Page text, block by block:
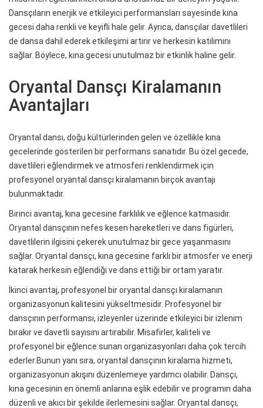
Dansçıların enerjik ve etkileyici performansları sayesinde kına
gecesi daha renkli ve keyifli hale gelir. Ayrıca, dansçılar davetlileri
de dansa dahil ederek etkileşimi artırır ve herkesin katılımını
sağlar. Böylece, kına gecesi unutulmaz bir etkinlik haline gelir.
Oryantal Dansçı Kiralamanın
Avantajları
Oryantal dansı, doğu kültürlerinden gelen ve özellikle kına
gecelerinde gösterilen bir performans sanatıdır. Bu özel gecede,
davetlileri eğlendirmek ve atmosferi renklendirmek için
profesyonel oryantal dansçı kiralamanın birçok avantajı
bulunmaktadır.
Birinci avantaj, kına gecesine farklılık ve eğlence katmasıdır.
Oryantal dansçının nefes kesen hareketleri ve dans figürleri,
davetlilerin ilgisini çekerek unutulmaz bir gece yaşanmasını
sağlar. Oryantal dansçı, kına gecesine farklı bir atmosfer ve enerji
katarak herkesin eğlendiği ve dans ettiği bir ortam yaratır.
İkinci avantaj, profesyonel bir oryantal dansçı kiralamanın
organizasyonun kalitesini yükseltmesidir. Profesyonel bir
dansçının performansı, izleyenler üzerinde etkileyici bir izlenim
bırakır ve davetli sayısını artırabilir. Misafirler, kaliteli ve
profesyonel bir eğlence sunan organizasyonları daha çok tercih
ederler.Bunun yanı sıra, oryantal dansçının kiralama hizmeti,
organizasyonun akışını düzenlemeye yardımcı olabilir. Dansçı,
kına gecesinin en önemli anlarına eşlik edebilir ve programın daha
düzenli ve akıcı bir şekilde ilerlemesini sağlar. Oryantal dansçı,